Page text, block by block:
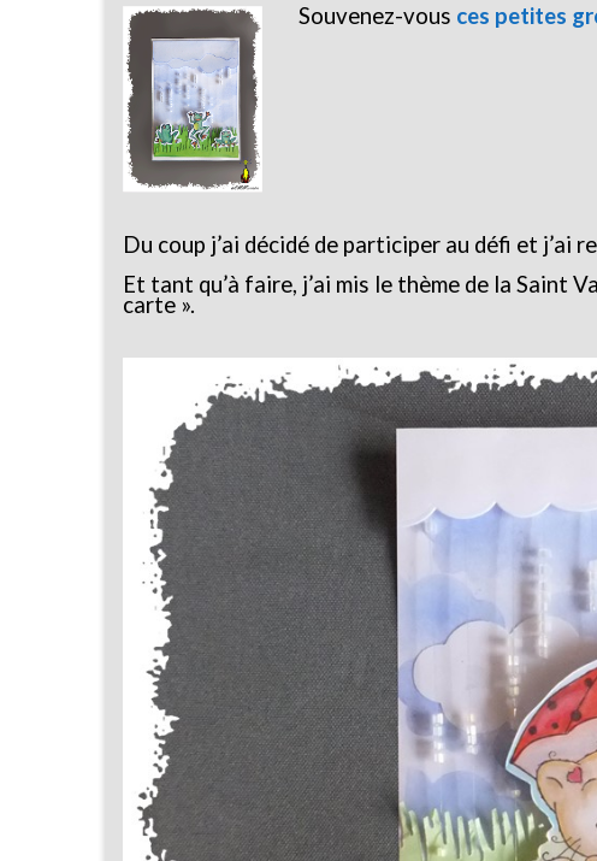
Souvenez-vous ces petites
Du coup j’ai décidé de participer au défi et j’ai
Et tant qu’à faire, j’ai mis le thème de la Saint
carte ».